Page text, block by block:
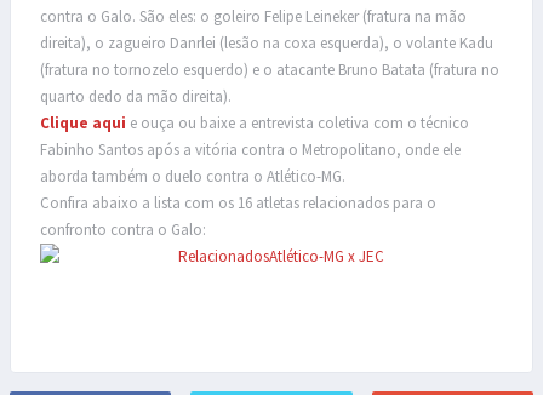
contra o Galo. São eles: o goleiro Felipe Leineker (fratura na mão
direita), o zagueiro Danrlei (lesão na coxa esquerda), o volante Kadu
(fratura no tornozelo esquerdo) e o atacante Bruno Batata (fratura no
quarto dedo da mão direita).
Clique aqui e ouça ou baixe a entrevista coletiva com o técnico
Fabinho Santos após a vitória contra o Metropolitano, onde ele
aborda também o duelo contra o Atlético-MG.
Confira abaixo a lista com os 16 atletas relacionados para o
confronto contra o Galo: